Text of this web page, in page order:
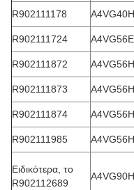
R902111178
R902111724
R902111872
R902111873
R902111874
R902111985
Ειδικότερα, το
R902112689